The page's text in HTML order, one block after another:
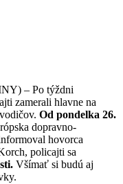
– Po týždni
zamerali hlavne na
Od pondelka 26.
dopravno-
hovorca
policajti sa
Všímať si budú aj